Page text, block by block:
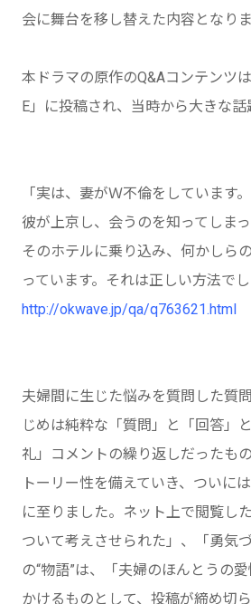
会に舞台を移し替えた内容となりま
本ドラマの原作のQ&Aコンテンツ
E」に投稿され、当時から大きな話
「実は、妻がＷ不倫をしています
彼が上京し、会うのを知ってしま
そのホテルに乗り込み、何かしら
っています。それは正しい方法でし
http://okwave.jp/qa/q763621.html
夫婦間に生じた悩みを質問した質
じめは純粋な「質問」と「回答」
礼」コメントの繰り返しだったも
トーリー性を備えていき、ついに
に至りました。ネット上で閲覧し
ついて考えさせられた」、「勇気
の“物語”は、「夫婦のほんとうの
かけるものとして、投稿が締め切